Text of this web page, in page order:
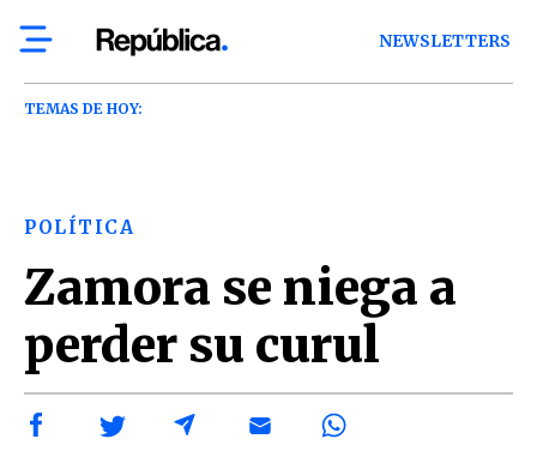
NEWSLETTERS
TEMAS DE HOY:
POLÍTICA
Zamora se niega a
perder su curul